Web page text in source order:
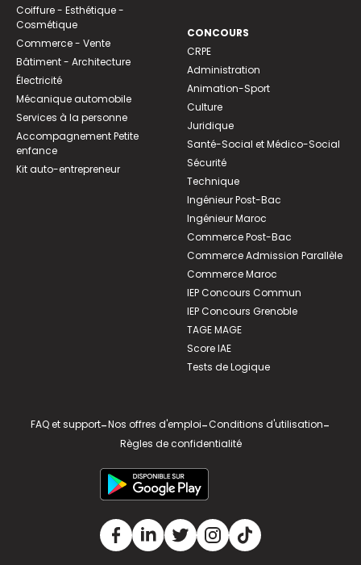
Coiffure - Esthétique -
Cosmétique
Commerce - Vente
Bâtiment - Architecture
Électricité
Mécanique automobile
Services à la personne
Accompagnement Petite
enfance
Kit auto-entrepreneur
CONCOURS
CRPE
Administration
Animation-Sport
Culture
Juridique
Santé-Social et Médico-Social
Sécurité
Technique
Ingénieur Post-Bac
Ingénieur Maroc
Commerce Post-Bac
Commerce Admission Parallèle
Commerce Maroc
IEP Concours Commun
IEP Concours Grenoble
TAGE MAGE
Score IAE
Tests de Logique
FAQ et support-Nos offres d'emploi-Conditions d'utilisation-
Règles de confidentialité